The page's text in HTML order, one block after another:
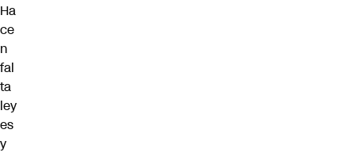
Ha
ce
n
fal
ta
ley
es
y